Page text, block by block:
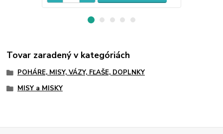
Tovar zaradený v kategóriách
POHÁRE, MISY, VÁZY, FĽAŠE, DOPLNKY
MISY a MISKY